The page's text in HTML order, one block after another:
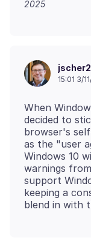
2025
15:01 3/
When
decided to
browser's
as the "user
Windows 10
warnings
support
keeping a